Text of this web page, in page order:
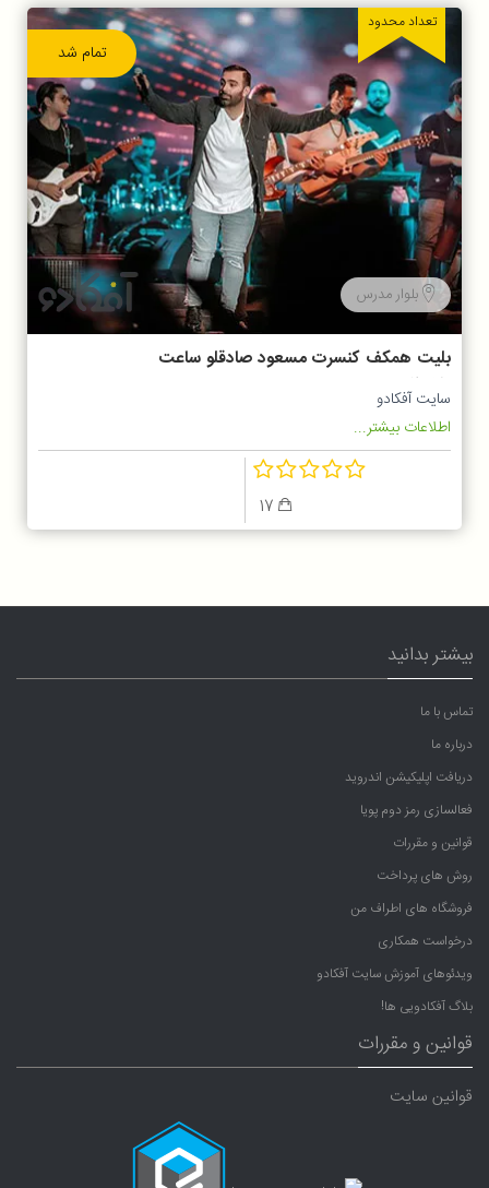
تمام شد
تعداد محدود
بلوار مدرس
بلیت همکف کنسرت مسعود صادقلو ساعت
20:30
سایت آفکادو
اطلاعات بیشتر...
بیشتر بدانید
تماس با ما
درباره ما
دریافت اپلیکیشن اندروید
فعالسازی رمز دوم پویا
قوانین و مقررات
روش های پرداخت
فروشگاه های اطراف من
درخواست همکاری
ویدئوهای آموزش سایت آفکادو
بلاگ آفکادویی ها!
قوانین و مقررات
قوانین سایت